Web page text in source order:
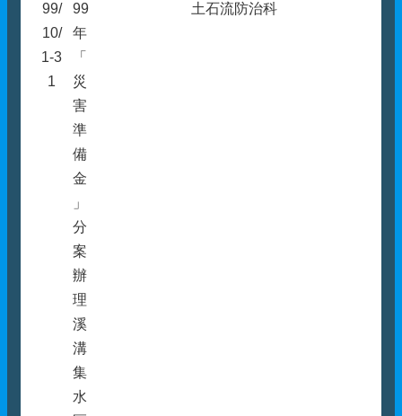
99/
10/
1-3
1
99
年
「
災
害
準
備
金
」
分
案
辦
理
溪
溝
集
水
土石流防治科